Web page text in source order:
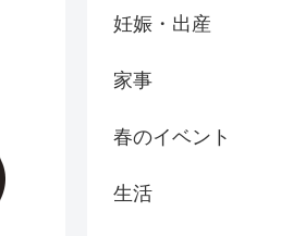
妊娠・出産
家事
春のイベント
生活